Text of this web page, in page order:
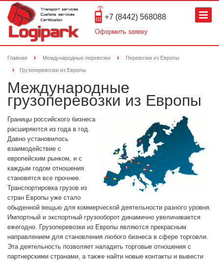
+7 (8442) 568088
Оформить заявку
Главная Международные перевозки Перевозки из Европы
Грузоперевозки из Европы
Международные
грузоперевозки из Европы
Границы российского бизнеса
расширяются из года в год.
Давно установилось
взаимодействие с
европейским рынком, и с
каждым годом отношения
становятся все прочнее.
Транспортировка грузов из
стран Европы уже стало
обыденной вещью для коммерческой деятельности разного уровня.
Импортный и экспортный грузооборот динамично увеличивается
ежегодно. Грузоперевозки из Европы являются прекрасным
направлением для становления любого бизнеса в сфере торговли.
Эта деятельность позволяет наладить торговые отношения с
партнерскими странами, а также найти новые контакты и вывести